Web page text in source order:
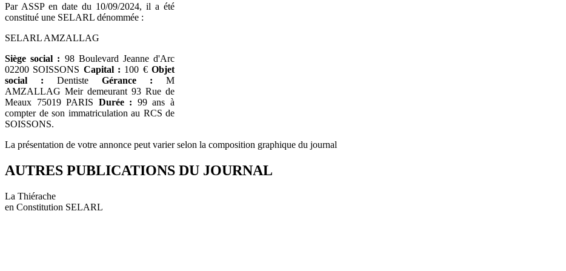
Par ASSP en date du 10/09/2024, il a été
constitué une SELARL dénommée :
SELARL AMZALLAG
Siège social : 98 Boulevard Jeanne d'Arc
02200 SOISSONS Capital : 100 €Objet
social : Dentiste Gérance : M
AMZALLAG Meir demeurant 93 Rue de
Meaux 75019 PARIS Durée : 99 ans à
compter de son immatriculation au RCS de
SOISSONS.
La présentation de votre annonce peut varier selon la composition graphique du journal
AUTRES PUBLICATIONS DU JOURNAL
La Thiérache
en Constitution SELARL